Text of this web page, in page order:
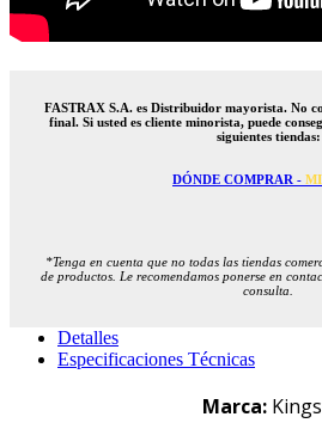
FASTRAX S.A. es Distribuidor mayorista. No
final. Si usted es cliente minorista, puede
siguientes tiendas:
DÓNDE COMPRAR -
*Tenga en cuenta que no todas las tiendas
de productos. Le recomendamos ponerse en
consulta.
Detalles
Especificaciones Técnicas
Marca: